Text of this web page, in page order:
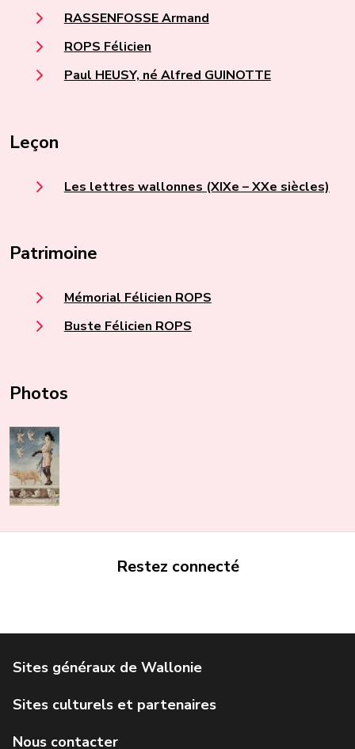
RASSENFOSSE Armand
ROPS Félicien
Paul HEUSY, né Alfred GUINOTTE
Leçon
Les lettres wallonnes (XIXe – XXe siècles)
Patrimoine
Mémorial Félicien ROPS
Buste Félicien ROPS
Photos
Restez connecté
Service public de Wallonie
Agence Wallonne du Patrimoine